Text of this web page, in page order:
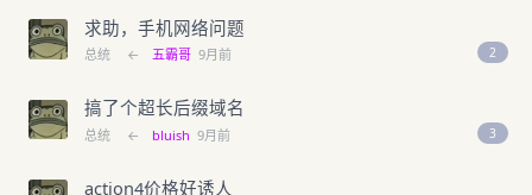
求助，手机网络问题
总统 ← 五霸哥 9月前 2
搞了个超长后缀域名
总统 ← bluish 9月前 3
action4价格好诱人